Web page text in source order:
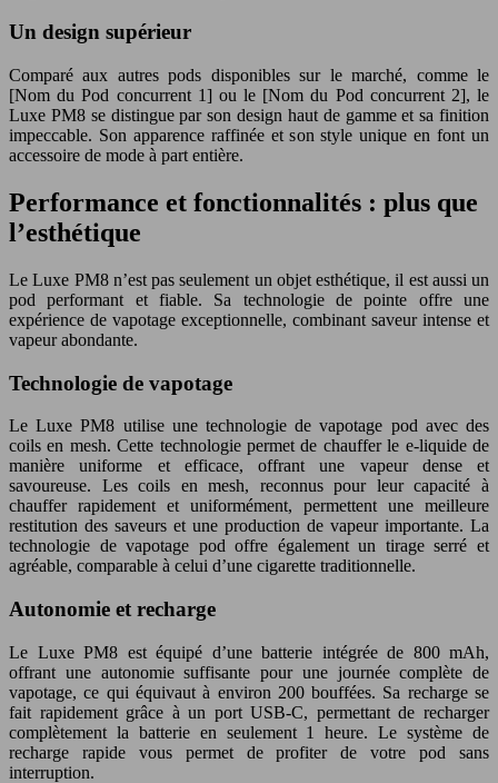
Un design supérieur
Comparé aux autres pods disponibles sur le marché, comme le
[Nom du Pod concurrent 1] ou le [Nom du Pod concurrent 2], le
Luxe PM8 se distingue par son design haut de gamme et sa finition
impeccable. Son apparence raffinée et son style unique en font un
accessoire de mode à part entière.
Performance et fonctionnalités : plus que
l’esthétique
Le Luxe PM8 n’est pas seulement un objet esthétique, il est aussi un
pod performant et fiable. Sa technologie de pointe offre une
expérience de vapotage exceptionnelle, combinant saveur intense et
vapeur abondante.
Technologie de vapotage
Le Luxe PM8 utilise une technologie de vapotage pod avec des
coils en mesh. Cette technologie permet de chauffer le e-liquide de
manière uniforme et efficace, offrant une vapeur dense et
savoureuse. Les coils en mesh, reconnus pour leur capacité à
chauffer rapidement et uniformément, permettent une meilleure
restitution des saveurs et une production de vapeur importante. La
technologie de vapotage pod offre également un tirage serré et
agréable, comparable à celui d’une cigarette traditionnelle.
Autonomie et recharge
Le Luxe PM8 est équipé d’une batterie intégrée de 800 mAh,
offrant une autonomie suffisante pour une journée complète de
vapotage, ce qui équivaut à environ 200 bouffées. Sa recharge se
fait rapidement grâce à un port USB-C, permettant de recharger
complètement la batterie en seulement 1 heure. Le système de
recharge rapide vous permet de profiter de votre pod sans
interruption.